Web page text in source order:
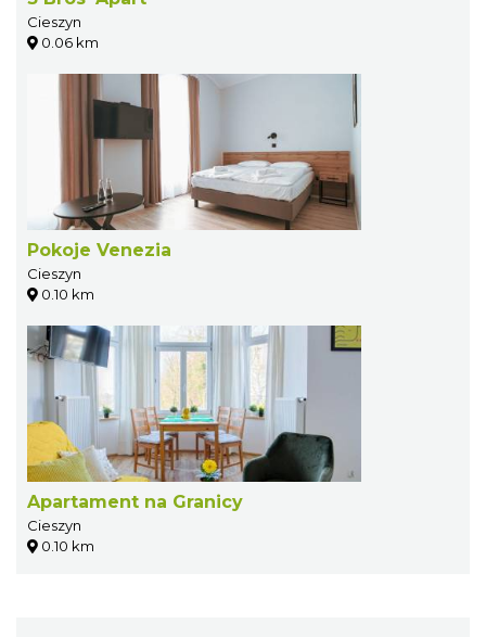
Cieszyn
0.06 km
Pokoje Venezia
Cieszyn
0.10 km
Apartament na Granicy
Cieszyn
0.10 km